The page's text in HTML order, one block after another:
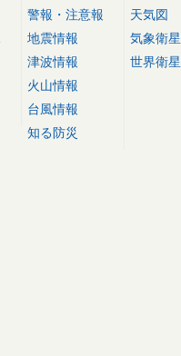
警報・注意報
地震情報
津波情報
火山情報
台風情報
知る防災
天気図
気象衛星
世界衛星